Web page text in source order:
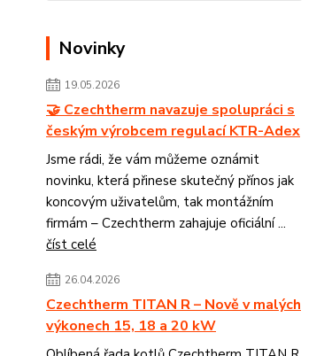
Novinky
19.05.2026
🤝 Czechtherm navazuje spolupráci s
českým výrobcem regulací KTR-Adex
Jsme rádi, že vám můžeme oznámit
novinku, která přinese skutečný přínos jak
koncovým uživatelům, tak montážním
firmám – Czechtherm zahajuje oficiální ...
číst celé
26.04.2026
Czechtherm TITAN R – Nově v malých
výkonech 15, 18 a 20 kW